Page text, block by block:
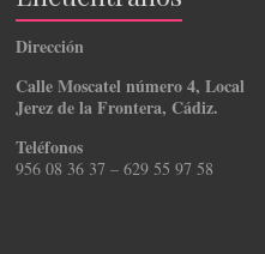
Dirección
Calle Moscatel número 4, Local
Jerez de la Frontera, Cádiz.
Teléfonos
956 08 36 37 – 629 55 97 58